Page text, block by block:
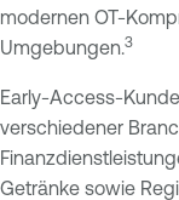
modernen OT-
Umgebungen. 3
Early-Access-
verschiedener
Getränke sowie